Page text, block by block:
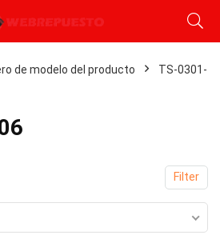
de modelo del producto
‎TS-0301-
Filter